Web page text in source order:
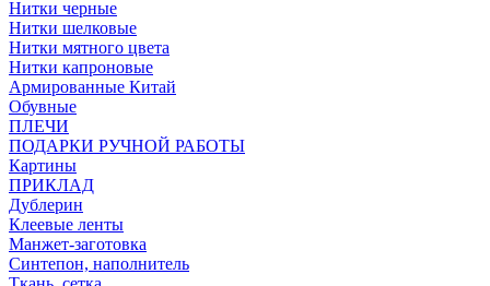
Нитки черные
Нитки шелковые
Нитки мятного цвета
Нитки капроновые
Армированные Китай
Обувные
ПЛЕЧИ
ПОДАРКИ РУЧНОЙ РАБОТЫ
Картины
ПРИКЛАД
Дублерин
Клеевые ленты
Манжет-заготовка
Синтепон, наполнитель